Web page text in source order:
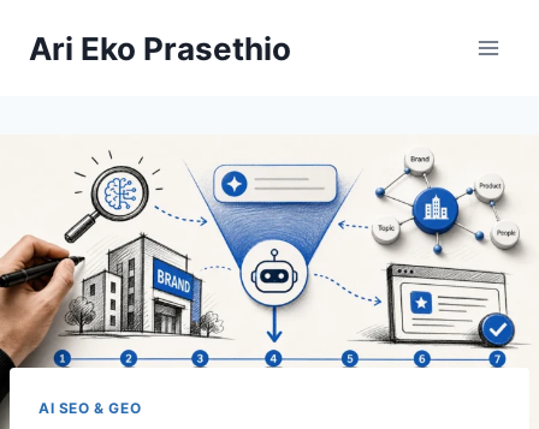
Ari Eko Prasethio
AI SEO & GEO